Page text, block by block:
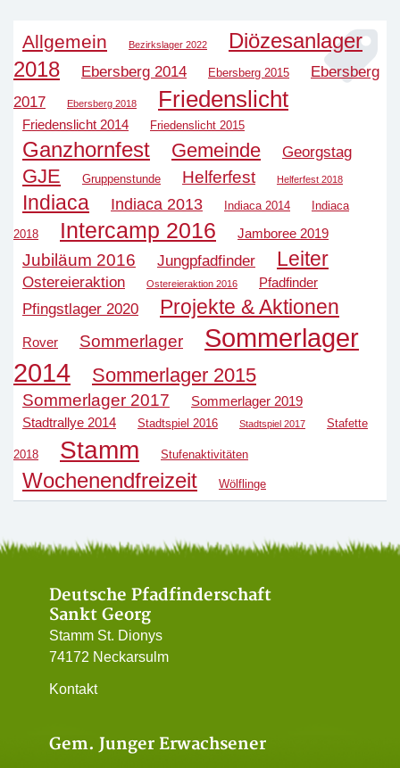
Allgemein Bezirkslager 2022
Diözesanlager
2018
Ebersberg 2014 Ebersberg 2015
Ebersberg
2017
Ebersberg 2018 Friedenslicht
Friedenslicht 2014 Friedenslicht 2015
Ganzhornfest Gemeinde Georgstag
GJE Gruppenstunde Helferfest Helferfest 2018
Indiaca Indiaca 2013 Indiaca 2014 Indiaca
2018 Intercamp 2016 Jamboree 2019
Jubiläum 2016 Jungpfadfinder Leiter
Ostereieraktion Ostereieraktion 2016 Pfadfinder
Pfingstlager 2020 Projekte & Aktionen
Rover Sommerlager
Sommerlager
2014
Sommerlager 2015
Sommerlager 2017
Sommerlager 2019
Stadtrallye 2014
Stadtspiel 2016 Stadtspiel 2017 Stafette
2018 Stamm Stufenaktivitäten
Wochenendfreizeit Wölflinge
Deutsche Pfadfinderschaft
Sankt Georg
Stamm St. Dionys
74172 Neckarsulm
Kontakt
Gem. Junger Erwachsener